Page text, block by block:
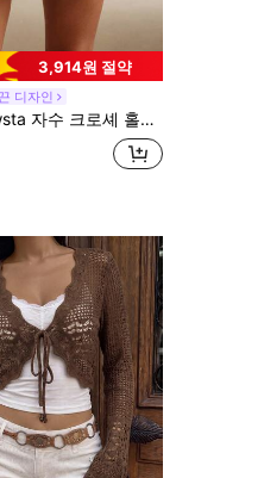
3,914원 절약
디자인
로셰 홀로우 아웃 캐주얼 휴가 여성용 반바지